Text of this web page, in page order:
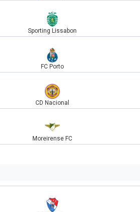
Sporting Lissabon
FC Porto
CD Nacional
Moreirense FC